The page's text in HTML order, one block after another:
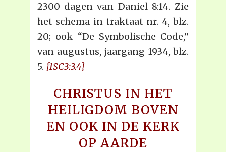
2300 dagen van Daniel 8:14. Zie
het schema in traktaat nr. 4, blz.
20; ook “De Symbolische Code,”
van augustus, jaargang 1934, blz.
5. {1SC3:3.4}
CHRISTUS IN HET
HEILIGDOM BOVEN
EN OOK IN DE KERK
OP AARDE